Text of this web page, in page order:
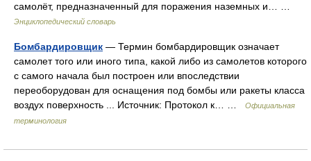
самолёт, предназначенный для поражения наземных и… …
Энциклопедический словарь
Бомбардировщик — Термин бомбардировщик означает
самолет того или иного типа, какой либо из самолетов которого
с самого начала был построен или впоследствии
переоборудован для оснащения под бомбы или ракеты класса
воздух поверхность ... Источник: Протокол к… …
Официальная
терминология